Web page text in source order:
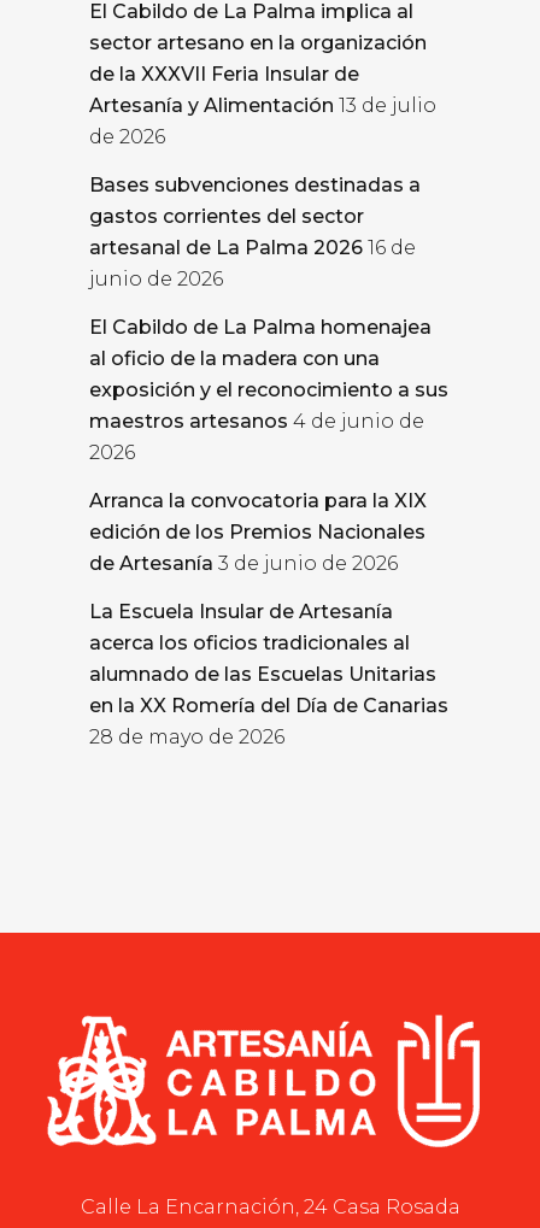
El Cabildo de La Palma implica al
sector artesano en la organización
de la XXXVII Feria Insular de
Artesanía y Alimentación 13 de julio
de 2026
Bases subvenciones destinadas a
gastos corrientes del sector
artesanal de La Palma 2026 16 de
junio de 2026
El Cabildo de La Palma homenajea
al oficio de la madera con una
exposición y el reconocimiento a sus
maestros artesanos 4 de junio de
2026
Arranca la convocatoria para la XIX
edición de los Premios Nacionales
de Artesanía 3 de junio de 2026
La Escuela Insular de Artesanía
acerca los oficios tradicionales al
alumnado de las Escuelas Unitarias
en la XX Romería del Día de Canarias
28 de mayo de 2026
Calle La Encarnación, 24 Casa Rosada